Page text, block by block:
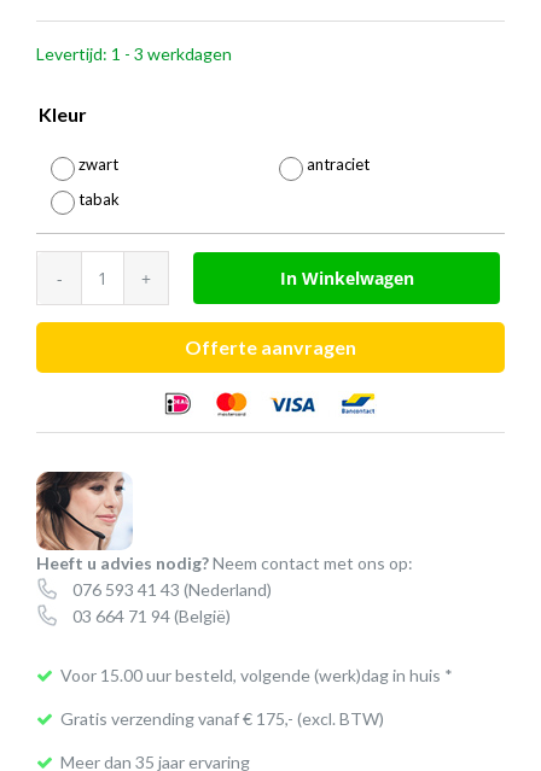
Levertijd: 1 - 3 werkdagen
Kleur
zwart
antraciet
tabak
WarmeMat™
verwarmde
(USB)
In Winkelwagen
Offerte aanvragen
Heeft u advies nodig?Neem contact met ons op:
076 593 41 43 (Nederland)
03 664 71 94(België)
Voor 15.00 uur besteld, volgende (werk)dag in huis *
Gratis verzending vanaf € 175,- (excl. BTW)
Meer dan 35 jaar ervaring